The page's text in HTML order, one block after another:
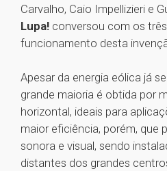
Carvalho, Caio Impellizieri e
Lupa! conversou com os
funcionamento desta
Apesar da energia eólica já
grande maioria é obtida por
horizontal, ideais para
maior eficiência, porém, que
sonora e visual, sendo
distantes dos grandes